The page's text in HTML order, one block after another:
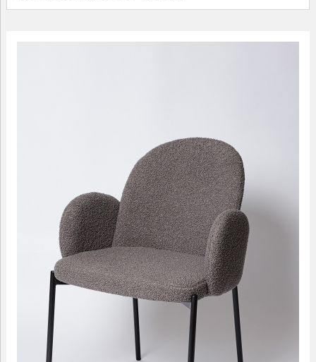
Многоканальный
Заказы принимаются
09.00-18.00
ДЕРЕВЯННЫЕ СТУЛЬЯ
САДОВАЯ МЕБЕЛЬ
ДОМАШНИЙ ТЕКСТИЛЬ